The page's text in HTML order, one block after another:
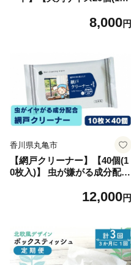
ナー 除菌 床掃除 ウェットテ
掃除 日用品 消耗品 生活用品
シートクリーナー 香川
8,000円
香川県丸亀市
【網戸クリーナー】【40個(1
0枚入)】 虫が嫌がる成分配合
ェットシート 虫よけ 防虫 忌
め買い
12,000円